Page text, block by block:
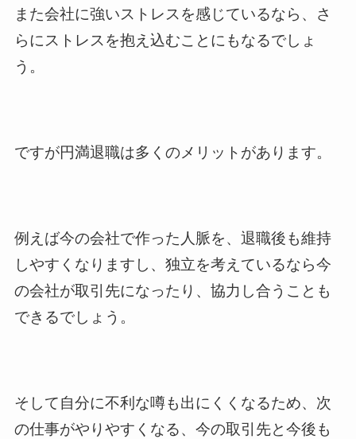
また会社に強いストレスを感じているなら、さ
らにストレスを抱え込むことにもなるでしょ
う。
ですが円満退職は多くのメリットがあります。
例えば今の会社で作った人脈を、退職後も維持
しやすくなりますし、独立を考えているなら今
の会社が取引先になったり、協力し合うことも
できるでしょう。
そして自分に不利な噂も出にくくなるため、次
の仕事がやりやすくなる、今の取引先と今後も